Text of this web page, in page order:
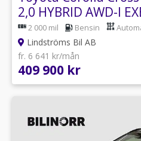
2,0 HYBRID AWD-I
2 000 mil Bensin
Lindströms Bil AB
fr. 6 641 kr/mån
409 900 kr